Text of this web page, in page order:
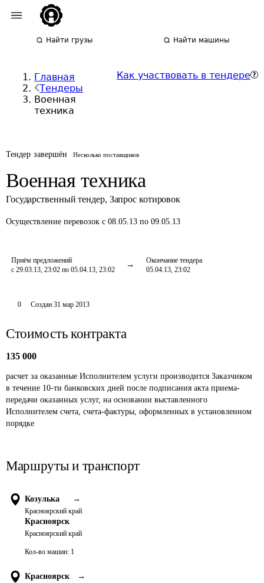
Найти грузы Найти машины
Главная
Тендеры
Военная
техника
Как участвовать в тендере
Тендер завершён Несколько поставщиков
Военная техника
Государственный тендер, Запрос котировок
Осуществление перевозок с 08.05.13 по 09.05.13
Приём предложений
с 29.03.13, 23:02 по 05.04.13, 23:02
Окончание тендера
05.04.13, 23:02
0 Создан 31 мар 2013
Стоимость контракта
135 000
расчет за оказанные Исполнителем услуги производится Заказчиком
в течение 10-ти банковских дней после подписания акта приема-
передачи оказанных услуг, на основании выставленного
Исполнителем счета, счета-фактуры, оформленных в установленном
порядке
Маршруты и транспорт
Козулька →
Красноярский край
Красноярск
Красноярский край
Кол-во машин: 1
Красноярск →